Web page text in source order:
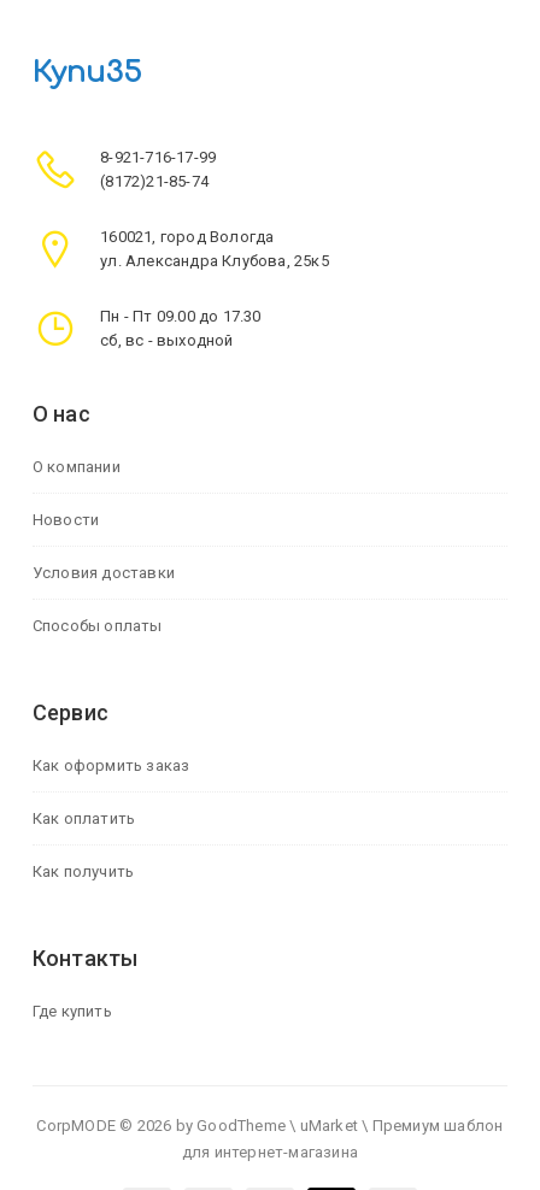
Купи35
8-921-716-17-99
(8172)21-85-74
160021, город Вологда
ул. Александра Клубова, 25к5
Пн - Пт 09.00 до 17.30
сб, вс - выходной
О нас
О компании
Новости
Условия доставки
Способы оплаты
Сервис
Как оформить заказ
Как оплатить
Как получить
Контакты
Где купить
CorpMODE © 2026 by GoodTheme \ uMarket \ Премиум шаблон
для интернет-магазина